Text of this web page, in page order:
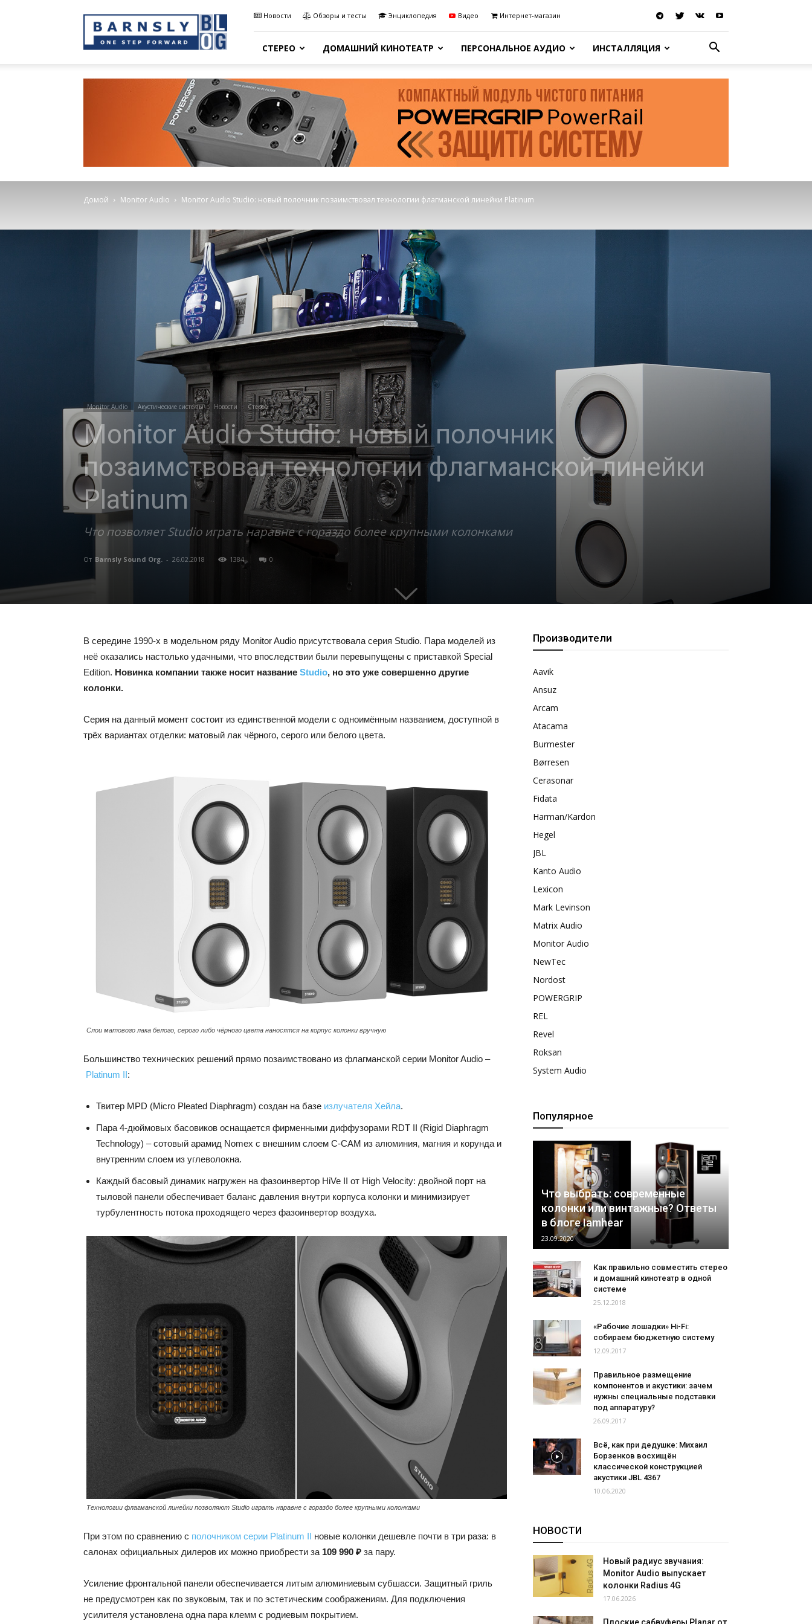
Sound
Blog
Новости Обзоры и тесты Энциклопедия Видео Интернет-магазин
СТЕРЕО ДОМАШНИЙ КИНОТЕАТР ПЕРСОНАЛЬНОЕ АУДИО ИНСТАЛЛЯЦИЯ
Домой Monitor Audio Monitor Audio Studio: новый полочник позаимствовал технологии флагманской линейки Platinum
Monitor Audio Акустические системы Новости Стерео
Monitor Audio Studio: новый полочник
позаимствовал технологии флагманской линейки
Platinum
Что позволяет Studio играть наравне с гораздо более крупными колонками
От Barnsly Sound Org. - 26.02.2018 1384 0
В середине 1990-х в модельном ряду Monitor Audio присутствовала серия Studio. Пара моделей из
неё оказались настолько удачными, что впоследствии были перевыпущены с приставкой Special
Edition. Новинка компании также носит название Studio, но это уже совершенно другие
колонки.
Серия на данный момент состоит из единственной модели с одноимённым названием, доступной в
трёх вариантах отделки: матовый лак чёрного, серого или белого цвета.
Слои матового лака белого, серого либо чёрного цвета наносятся на корпус колонки вручную
Большинство технических решений прямо позаимствовано из флагманской серии Monitor Audio –
Platinum II:
Твитер MPD (Micro Pleated Diaphragm) создан на базе излучателя Хейла.
Пара 4-дюймовых басовиков оснащается фирменными диффузорами RDT II (Rigid Diaphragm
Technology) – сотовый арамид Nomex с внешним слоем C-CAM из алюминия, магния и корунда и
внутренним слоем из углеволокна.
Каждый басовый динамик нагружен на фазоинвертор HiVe II от High Velocity: двойной порт на
тыловой панели обеспечивает баланс давления внутри корпуса колонки и минимизирует
турбулентность потока проходящего через фазоинвертор воздуха.
Технологии флагманской линейки позволяют Studio играть наравне с гораздо более крупными колонками
При этом по сравнению с полочником серии Platinum II новые колонки дешевле почти в три раза: в
салонах официальных дилеров их можно приобрести за 109 990 ₽ за пару.
Усиление фронтальной панели обеспечивается литым алюминиевым субшасси. Защитный гриль
не предусмотрен как по звуковым, так и по эстетическим соображениям. Для подключения
усилителя установлена одна пара клемм с родиевым покрытием.
Производители
Aavik
Ansuz
Arcam
Atacama
Burmester
Børresen
Cerasonar
Fidata
Harman/Kardon
Hegel
JBL
Kanto Audio
Lexicon
Mark Levinson
Matrix Audio
Monitor Audio
NewTec
Nordost
POWERGRIP
REL
Revel
Roksan
System Audio
Популярное
Что выбрать: современные
колонки или винтажные? Ответы
в блоге Iamhear
23.09.2020
Как правильно совместить стерео
и домашний кинотеатр в одной
системе
25.12.2018
«Рабочие лошадки» Hi-Fi:
собираем бюджетную систему
12.09.2017
Правильное размещение
компонентов и акустики: зачем
нужны специальные подставки
под аппаратуру?
26.09.2017
Всё, как при дедушке: Михаил
Борзенков восхищён
классической конструкцией
акустики JBL 4367
10.06.2020
НОВОСТИ
Новый радиус звучания:
Monitor Audio выпускает
колонки Radius 4G
17.06.2026